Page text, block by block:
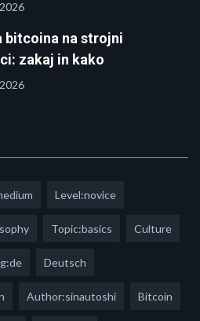
bitcoina na strojni
zakaj in kako
Level:novice
Topic:basics Culture
Deutsch
Author:sinautoshi Bitcoin